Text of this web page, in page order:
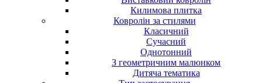
Килимова плитка
Ковролін за стилями
Класичний
Сучасний
Однотонний
З геометричним малюнком
Дитяча тематика